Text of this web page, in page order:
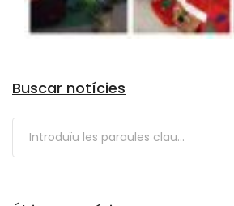
Buscar notícies